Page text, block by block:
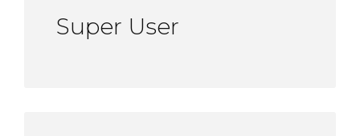
Super User